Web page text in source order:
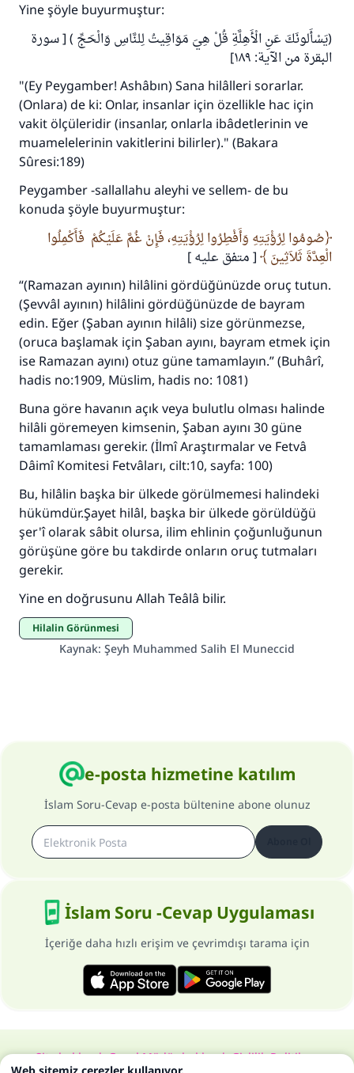
Yine şöyle buyurmuştur:
(يَسْأَلونَكَ عَنِ الْأَهِلَّةِ قُلْ هِيَ مَوَاقِيتُ لِلنَّاسِ وَالْحَجِّ ) [ سورة
البقرة من الآية: ١٨٩]
"(Ey Peygamber! Ashâbın) Sana hilâlleri sorarlar.
(Onlara) de ki: Onlar, insanlar için özellikle hac için
vakit ölçüleridir (insanlar, onlarla ibâdetlerinin ve
muamelelerinin vakitlerini bilirler)." (Bakara
Sûresi:189)
Peygamber -sallallahu aleyhi ve sellem- de bu
konuda şöyle buyurmuştur:
صُومُوا لِرُؤْيَتِهِ وَأَفْطِرُوا لِرُؤْيَتِهِ، فَإِنْ غُمَّ عَلَيْكُمْ فَأَكْمِلُوا
الْعِدَّةَ ثَلاَثِينَ
[ متفق عليه ]
“(Ramazan ayının) hilâlini gördüğünüzde oruç tutun.
(Şevvâl ayının) hilâlini gördüğünüzde de bayram
edin. Eğer (Şaban ayının hilâli) size görünmezse,
(oruca başlamak için Şaban ayını, bayram etmek için
ise Ramazan ayını) otuz güne tamamlayın.” (Buhârî,
hadis no:1909, Müslim, hadis no: 1081)
Buna göre havanın açık veya bulutlu olması halinde
hilâli göremeyen kimsenin, Şaban ayını 30 güne
tamamlaması gerekir. (İlmî Araştırmalar ve Fetvâ
Dâimî Komitesi Fetvâları, cilt:10, sayfa: 100)
Bu, hilâlin başka bir ülkede görülmemesi halindeki
hükümdür.Şayet hilâl, başka bir ülkede görüldüğü
şer'î olarak sâbit olursa, ilim ehlinin çoğunluğunun
görüşüne göre bu takdirde onların oruç tutmaları
gerekir.
Yine en doğrusunu Allah Teâlâ bilir.
Hilalin Görünmesi
Kaynak: Şeyh Muhammed Salih El Muneccid
e-posta hizmetine katılım
İslam Soru-Cevap e-posta bültenine abone olunuz
İslam Soru -Cevap Uygulaması
İçeriğe daha hızlı erişim ve çevrimdışı tarama için
Site hakkındaGenel Müdür hakkındaGizlilik Politikası